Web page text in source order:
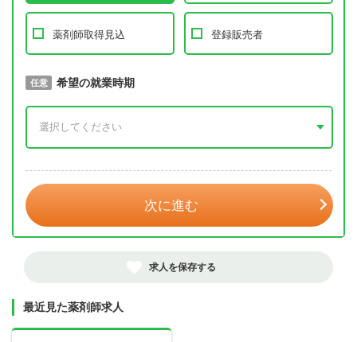
薬剤師取得見込 登録販売者
必須 取得予定年
任意 希望の就業時期
次に進む
求人を保存する
最近見た薬剤師求人